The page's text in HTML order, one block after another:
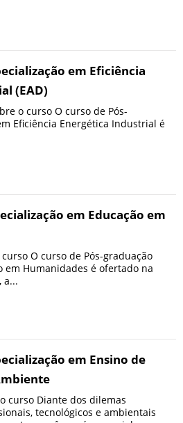
em Eficiência
(EAD)
o curso O curso de Pós-
Eficiência Energética Industrial é
em Educação em
O curso de Pós-graduação
em Humanidades é ofertado na
a...
em Ensino de
curso Diante dos dilemas
tecnológicos e ambientais